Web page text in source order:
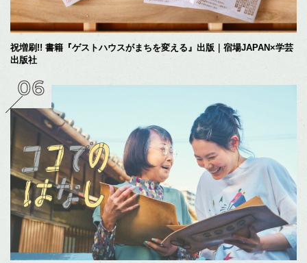
祝増刷!! 書籍『ゲストハウスがまちを変える』出版｜宿場JAPAN×学芸
出版社